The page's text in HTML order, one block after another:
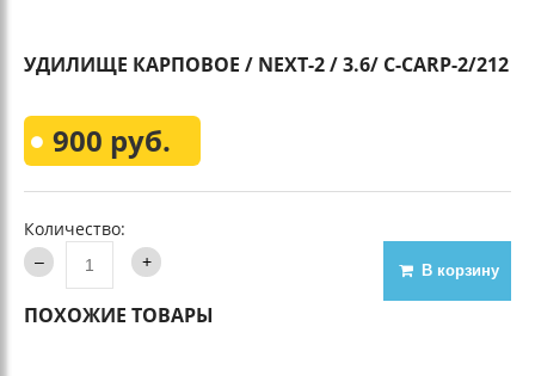
УДИЛИЩЕ КАРПОВОЕ / NEXT-2 / 3.6/ C-CARP-2/212
900 руб.
Количество:
В корзину
ПОХОЖИЕ ТОВАРЫ